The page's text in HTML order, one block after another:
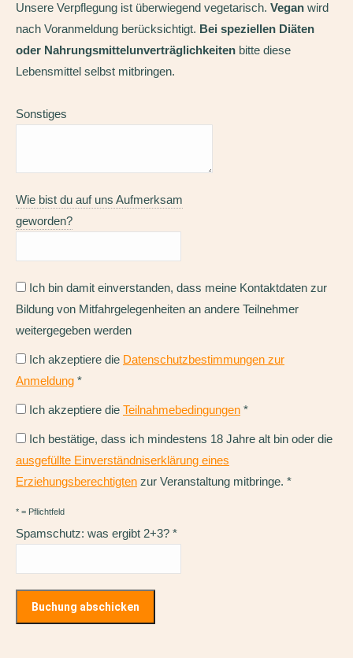
Unsere Verpflegung ist überwiegend vegetarisch. Vegan wird
nach Voranmeldung berücksichtigt. Bei speziellen Diäten
oder Nahrungsmittelunverträglichkeiten bitte diese
Lebensmittel selbst mitbringen.
Sonstiges
Wie bist du auf uns Aufmerksam
geworden?
Ich bin damit einverstanden, dass meine Kontaktdaten zur
Bildung von Mitfahrgelegenheiten an andere Teilnehmer
weitergegeben werden
Ich akzeptiere die Datenschutzbestimmungen zur
Anmeldung *
Ich akzeptiere die Teilnahmebedingungen *
Ich bestätige, dass ich mindestens 18 Jahre alt bin oder die
ausgefüllte Einverständniserklärung eines
Erziehungsberechtigten zur Veranstaltung mitbringe. *
* = Pflichtfeld
Spamschutz: was ergibt 2+3? *